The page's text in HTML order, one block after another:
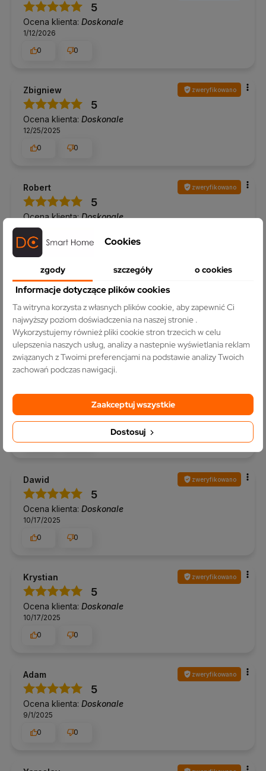
5
Ocena klienta: Doskonale
1/12/2026
0
0
Zbigniew zweryfikowano
5
Ocena klienta: Doskonale
12/25/2025
0
0
Robert zweryfikowano
5
Ocena klienta:Doskonale
12/17/2025
0
0
MIROSŁAW
Ocena klienta: Doskonale
11/24/2025
0
0
5
Doskonale
11/6/2025
0
0
Dawid zweryfikowano
5
Ocena klienta: Doskonale
10/17/2025
0
0
Krystian zweryfikowano
5
Ocena klienta: Doskonale
10/17/2025
0
0
Adam zweryfikowano
5
Ocena klienta: Doskonale
9/1/2025
0
0
Cookies
zgody szczegóły o cookies
Informacje dotyczące plików cookies
Ta witryna korzysta z własnych plików cookie, aby zapewnić Ci
najwyższy poziom doświadczenia na naszej stronie .
Wykorzystujemy również pliki cookie stron trzecich w celu
ulepszenia naszych usług, analizy a nastepnie wyświetlania reklam
związanych z Twoimi preferencjami na podstawie analizy Twoich
zachowań podczas nawigacji.
Dostosuj
Zaakceptuj wszystkie